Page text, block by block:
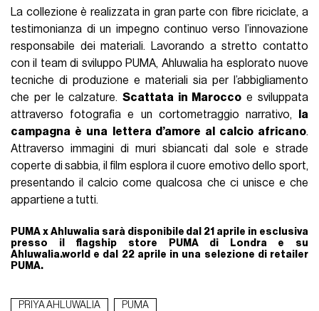
La collezione è realizzata in gran parte con fibre riciclate, a
testimonianza di un impegno continuo verso l’innovazione
responsabile dei materiali. Lavorando a stretto contatto
con il team di sviluppo PUMA, Ahluwalia ha esplorato nuove
tecniche di produzione e materiali sia per l’abbigliamento
che per le calzature. Scattata in Marocco e sviluppata
attraverso fotografia e un cortometraggio narrativo,
la
campagna è una
lettera d’amore al calcio africano.
Attraverso immagini di muri sbiancati dal sole e strade
coperte di sabbia, il film esplora il cuore emotivo dello sport,
presentando il calcio come qualcosa che ci unisce e che
appartiene a tutti.
PUMA x Ahluwalia sarà disponibile dal 21 aprile in esclusiva
presso il flagship store PUMA di Londra e su
Ahluwalia.world e dal 22 aprile in una selezione di retailer
PUMA.
PRIYA AHLUWALIA PUMA